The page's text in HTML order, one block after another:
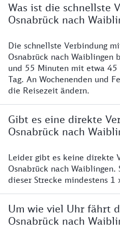
Was ist die schnellste
Osnabrück nach
Die schnellste Verbindung
Osnabrück nach Waiblingen
und 55 Minuten mit etwa 45
Tag. An Wochenenden und
die Reisezeit ändern.
Gibt es eine direkte
Osnabrück nach
Leider gibt es keine direkte
Osnabrück nach Waiblingen.
dieser Strecke mindestens 1
Um wie viel Uhr fährt
Osnabrück nach